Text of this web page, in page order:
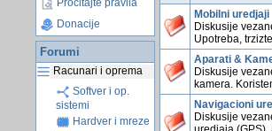
Procitajte pravila
Donacije
Forumi
Racunari i oprema
Softver i op.
sistemi
Hardver i mreze
Mobilni uredjaji
Diskusije
Upotreba,
Aparati &
Diskusije
kamera.
Navigacioni
Diskusije